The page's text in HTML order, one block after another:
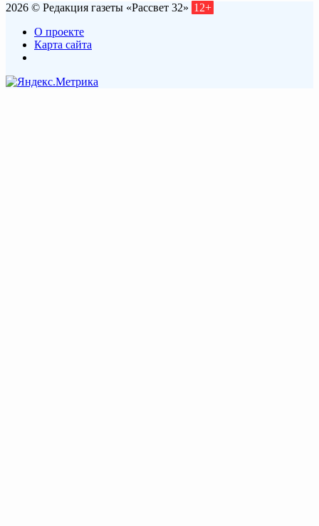
2026 © Редакция газеты «Рассвет 32» 12+
О проекте
Карта сайта